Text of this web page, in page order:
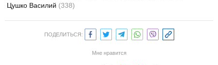
Цушко Василий (338)
ПОДЕЛИТЬСЯ:
Мне нравится